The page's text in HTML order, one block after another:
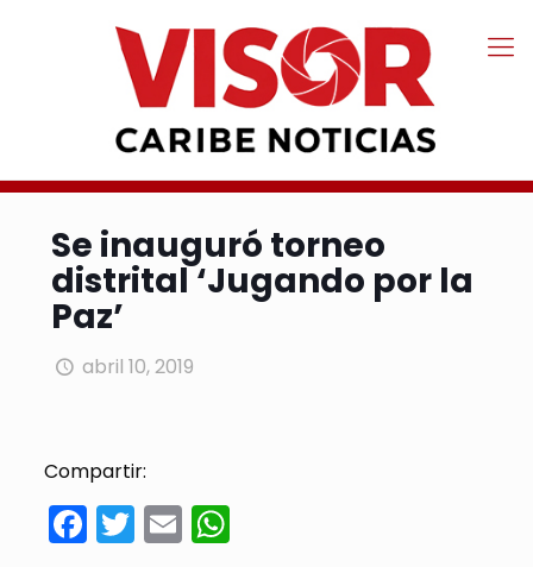
Se inauguró torneo
distrital ‘Jugando por la
Paz’
abril 10, 2019
Compartir:
Facebook
Twitter
EmailWhatsApp